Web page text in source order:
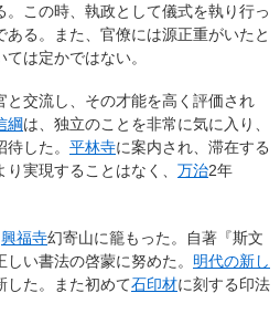
。この時、執政として儀式を執り行っ
ある。また、官僚には源正重がいたと
は定かではない。
交流し、その才能を高く評価され
綱は、独立のことを非常に気に入り、
待した。 平林寺に案内され、滞在する
実現することはなく、 万治2年
興福寺幻寄山に籠もった。自著『斯文
い書法の啓蒙に努めた。 明代の新し
した。また初めて石印材に刻する印法